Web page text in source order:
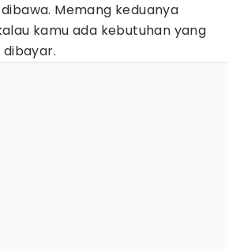
Memang keduanya
kamu ada kebutuhan yang
dibayar.